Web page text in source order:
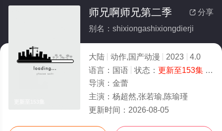
 分享
师兄啊师兄第二季
别名：shixiongashixiongdierji
大陆 动作,国产动漫 2023
4.0
语言： 国语 状态： 更新至153集- 免费在线观看
导演： 金蕾
主演： 杨超然,张若瑜,陈瑜瑾
更新时间： 2026-08-05